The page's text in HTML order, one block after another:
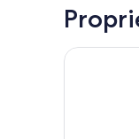
Sacada
Recanto